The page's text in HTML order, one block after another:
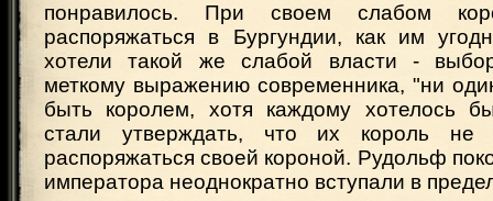
понравилось. При своем слабом
распоряжаться в Бургундии, как им
хотели такой же слабой власти -
меткому выражению современника, "ни
быть королем, хотя каждому хотелось
стали утверждать, что их король не
распоряжаться своей короной. Рудольф
императора неоднократно вступали в